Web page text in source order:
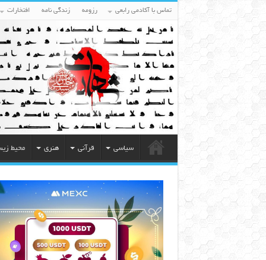
تماس با آکادمی رابعی رزومه زندگی نامه افتخارات
سیاسی قرآنی هنری محیط